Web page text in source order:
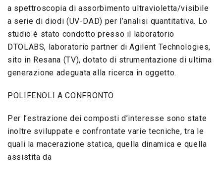
a spettroscopia di assorbimento ultravioletta/visibile
a serie di diodi (UV-DAD) per l’analisi quantitativa. Lo
studio è stato condotto presso il laboratorio
DTOLABS, laboratorio partner di Agilent Technologies,
sito in Resana (TV), dotato di strumentazione di ultima
generazione adeguata alla ricerca in oggetto.
POLIFENOLI A CONFRONTO
Per l’estrazione dei composti d’interesse sono state
inoltre sviluppate e confrontate varie tecniche, tra le
quali la macerazione statica, quella dinamica e quella
assistita da